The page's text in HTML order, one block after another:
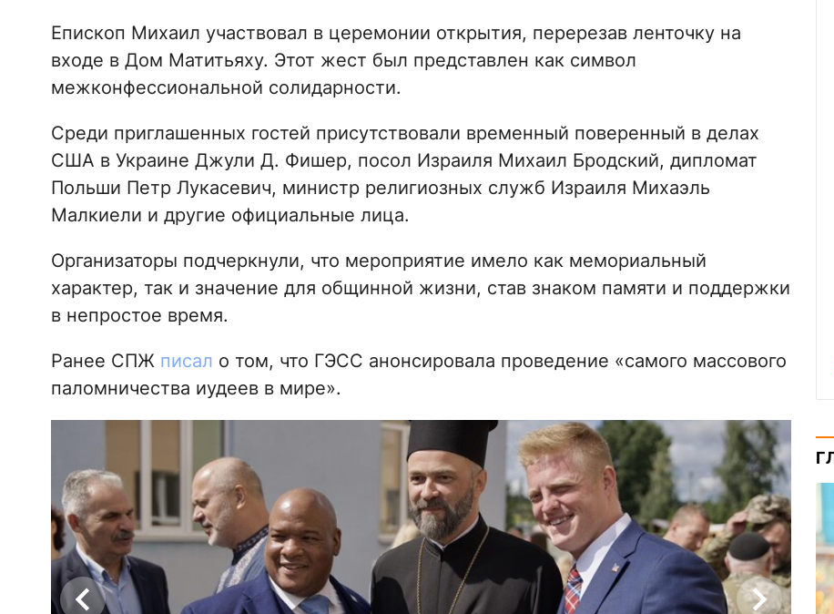
Епископ Михаил участвовал в церемонии открытия, перерезав ленточку на
входе в Дом Матитьяху. Этот жест был представлен как символ
межконфессиональной солидарности.
Среди приглашенных гостей присутствовали временный поверенный в делах
США в Украине Джули Д. Фишер, посол Израиля Михаил Бродский, дипломат
Польши Петр Лукасевич, министр религиозных служб Израиля Михаэль
Малкиели и другие официальные лица.
Организаторы подчеркнули, что мероприятие имело как мемориальный
характер, так и значение для общинной жизни, став знаком памяти и поддержки
в непростое время.
Ранее СПЖ писал о том, что ГЭСС анонсировала проведение «самого массового
паломничества иудеев в мире».